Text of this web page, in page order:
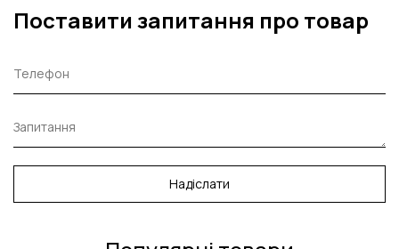
Поставити запитання про товар
Надіслати